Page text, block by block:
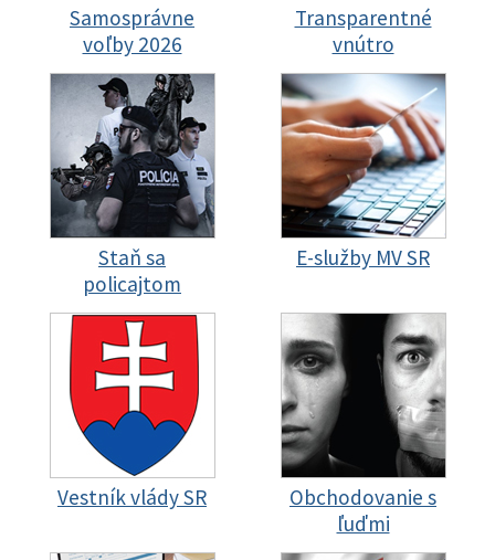
Samosprávne
voľby 2026
Transparentné
vnútro
Staň sa
policajtom
E-služby MV SR
Vestník vlády SR
Obchodovanie s
ľuďmi